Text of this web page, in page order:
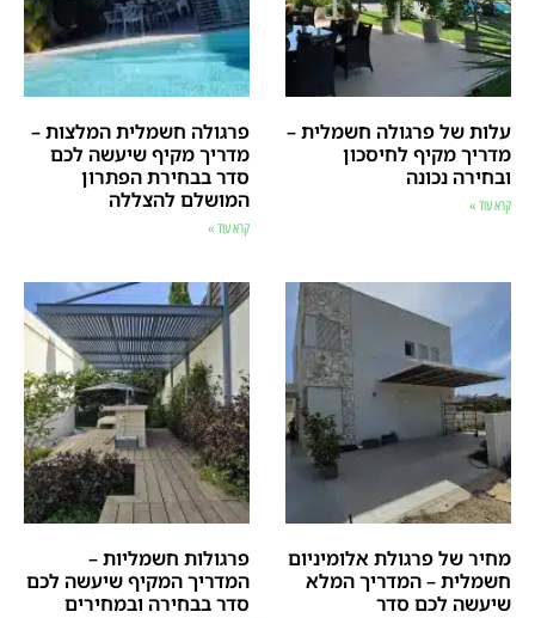
עלות של פרגולה חשמלית –
מדריך מקיף לחיסכון
ובחירה נכונה
קרא עוד »
פרגולה חשמלית המלצות –
מדריך מקיף שיעשה לכם
סדר בבחירת הפתרון
המושלם להצללה
קרא עוד »
מחיר של פרגולת אלומיניום
חשמלית – המדריך המלא
שיעשה לכם סדר
פרגולות חשמליות –
המדריך המקיף שיעשה לכם
סדר בבחירה ובמחירים